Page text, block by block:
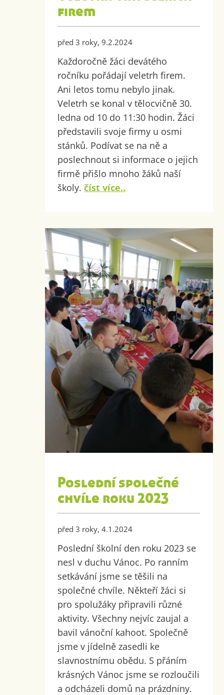
firem
před 3 roky, 9.2.2024
Každoročně žáci devátého
ročníku pořádají veletrh firem.
Ani letos tomu nebylo jinak.
Veletrh se konal v tělocvičně 30.
ledna od 10 do 11:30 hodin. Žáci
představili svoje firmy u osmi
stánků. Podívat se na ně a
poslechnout si informace o jejich
firmě přišlo mnoho žáků naší
školy.číst více..
Poslední společné
chvíle roku 2023
před 3 roky, 4.1.2024
Poslední školní den roku 2023 se
nesl v duchu Vánoc. Po ranním
setkávání jsme se těšili na
společné chvíle. Někteří žáci si
pro spolužáky připravili různé
aktivity. Všechny nejvíc zaujal a
bavil vánoční kahoot. Společně
jsme v jídelně zasedli ke
slavnostnímu obědu. S přáním
krásných Vánoc jsme se rozloučili
a odcházeli domů na prázdniny.